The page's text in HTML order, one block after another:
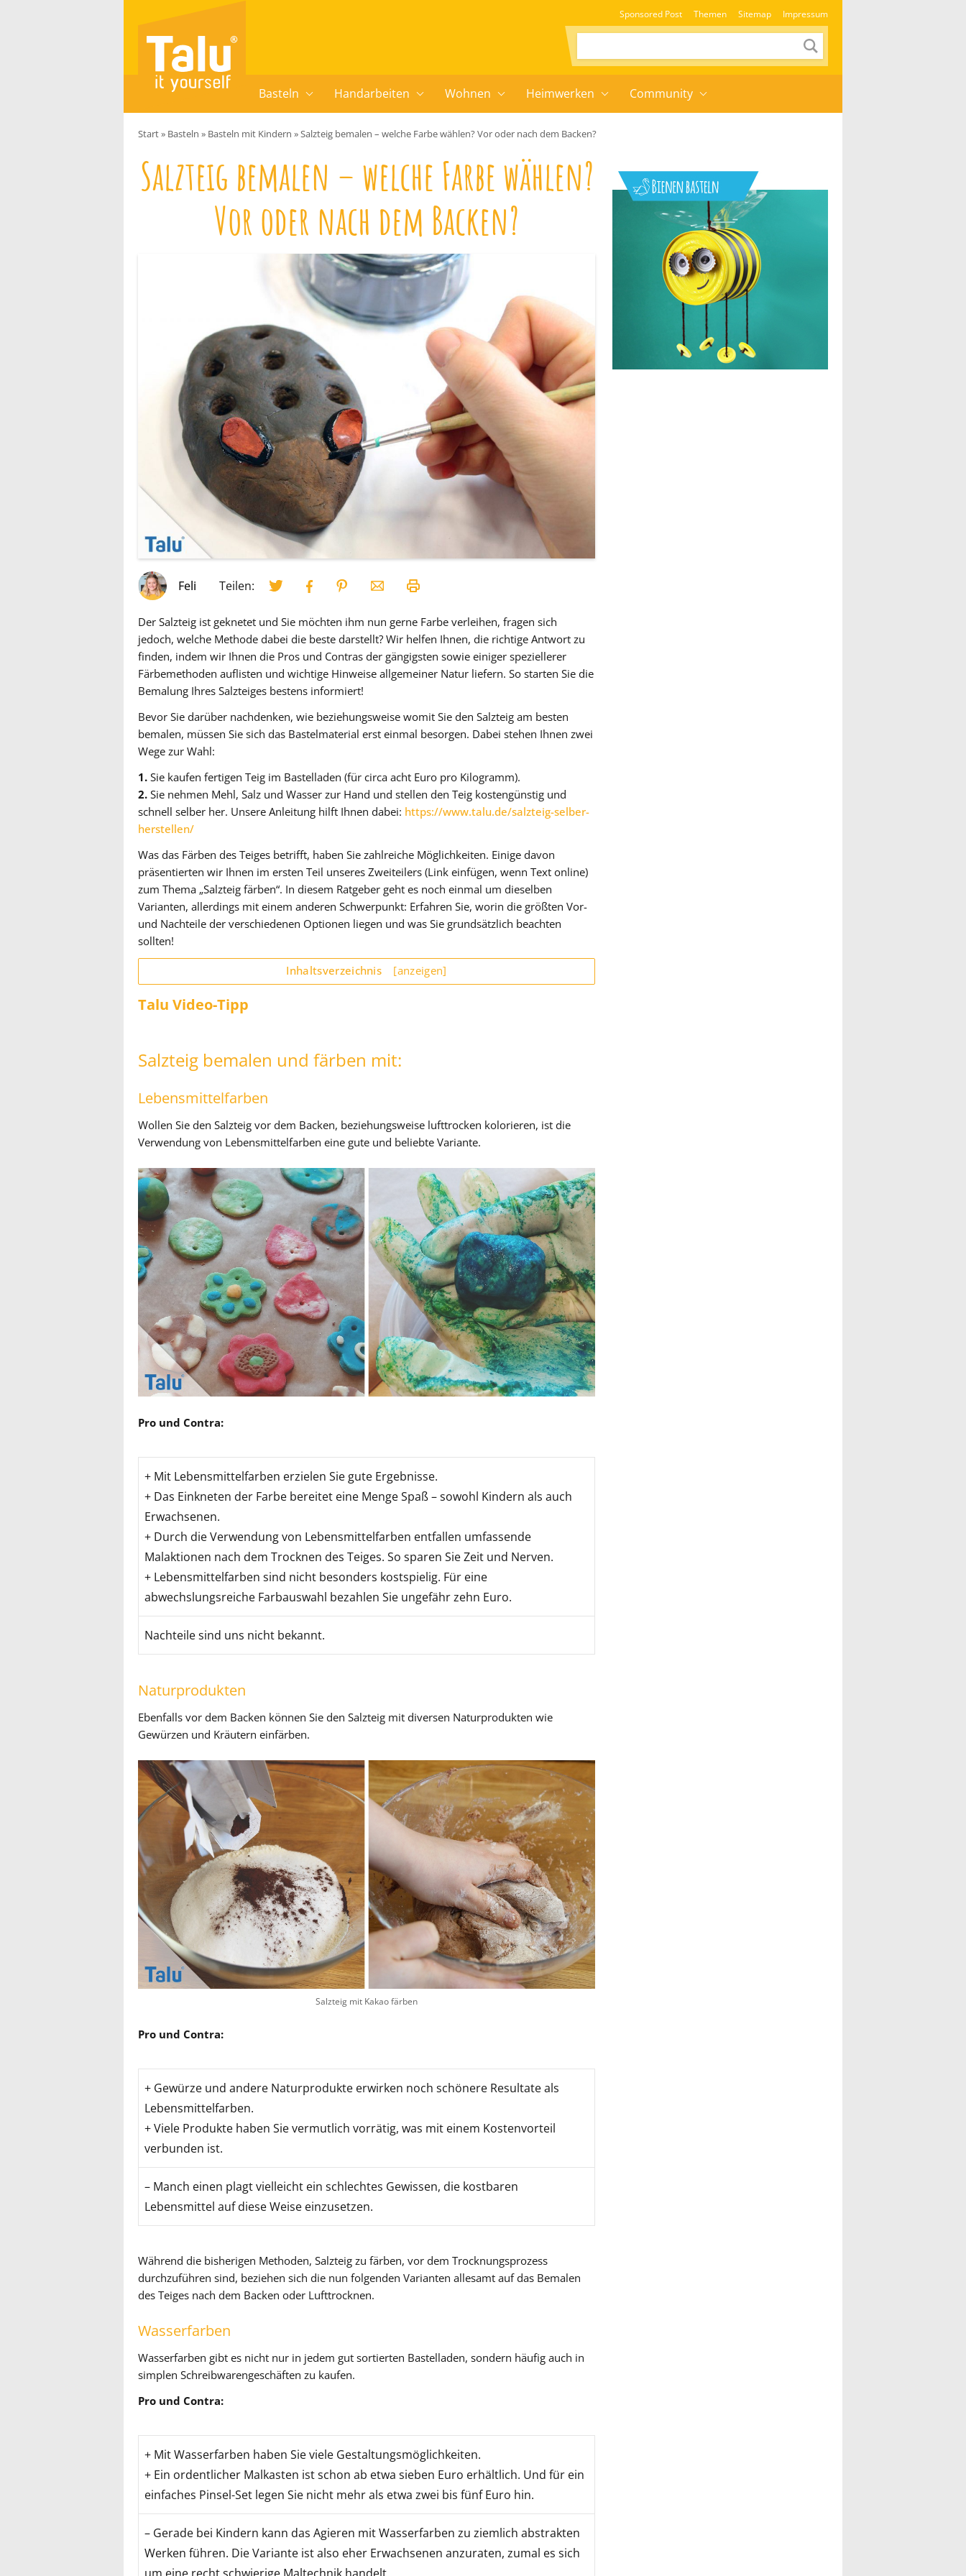
Sponsored Post Themen Sitemap Impressum
Basteln Handarbeiten Wohnen Heimwerken Community
Start» Basteln » Basteln mit Kindern »Salzteig bemalen – welche Farbe wählen? Vor oder nach dem Backen?
Salzteig bemalen – welche Farbe wählen?
Vor oder nach dem Backen?
Feli Teilen:
Der Salzteig ist geknetet und Sie möchten ihm nun gerne Farbe verleihen, fragen sich
jedoch, welche Methode dabei die beste darstellt? Wir helfen Ihnen, die richtige Antwort zu
finden, indem wir Ihnen die Pros und Contras der gängigsten sowie einiger speziellerer
Färbemethoden auflisten und wichtige Hinweise allgemeiner Natur liefern. So starten Sie die
Bemalung Ihres Salzteiges bestens informiert!
Bevor Sie darüber nachdenken, wie beziehungsweise womit Sie den Salzteig am besten
bemalen, müssen Sie sich das Bastelmaterial erst einmal besorgen. Dabei stehen Ihnen zwei
Wege zur Wahl:
1. Sie kaufen fertigen Teig im Bastelladen (für circa acht Euro pro Kilogramm).
2. Sie nehmen Mehl, Salz und Wasser zur Hand und stellen den Teig kostengünstig und
schnell selber her. Unsere Anleitung hilft Ihnen dabei: https://www.talu.de/salzteig-selber-
herstellen/
Was das Färben des Teiges betrifft, haben Sie zahlreiche Möglichkeiten. Einige davon
präsentierten wir Ihnen im ersten Teil unseres Zweiteilers (Link einfügen, wenn Text online)
zum Thema „Salzteig färben“. In diesem Ratgeber geht es noch einmal um dieselben
Varianten, allerdings mit einem anderen Schwerpunkt: Erfahren Sie, worin die größten Vor-
und Nachteile der verschiedenen Optionen liegen und was Sie grundsätzlich beachten
sollten!
Inhaltsverzeichnis [anzeigen]
Talu Video-Tipp
Salzteig bemalen und färben mit:
Lebensmittelfarben
Wollen Sie den Salzteig vor dem Backen, beziehungsweise lufttrocken kolorieren, ist die
Verwendung von Lebensmittelfarben eine gute und beliebte Variante.
Pro und Contra:
+ Mit Lebensmittelfarben erzielen Sie gute Ergebnisse.
+ Das Einkneten der Farbe bereitet eine Menge Spaß – sowohl Kindern als auch
Erwachsenen.
+ Durch die Verwendung von Lebensmittelfarben entfallen umfassende
Malaktionen nach dem Trocknen des Teiges. So sparen Sie Zeit und Nerven.
+ Lebensmittelfarben sind nicht besonders kostspielig. Für eine
abwechslungsreiche Farbauswahl bezahlen Sie ungefähr zehn Euro.
Nachteile sind uns nicht bekannt.
Naturprodukten
Ebenfalls vor dem Backen können Sie den Salzteig mit diversen Naturprodukten wie
Gewürzen und Kräutern einfärben.
Salzteig mit Kakao färben
Pro und Contra:
+ Gewürze und andere Naturprodukte erwirken noch schönere Resultate als
Lebensmittelfarben.
+ Viele Produkte haben Sie vermutlich vorrätig, was mit einem Kostenvorteil
verbunden ist.
– Manch einen plagt vielleicht ein schlechtes Gewissen, die kostbaren
Lebensmittel auf diese Weise einzusetzen.
Während die bisherigen Methoden, Salzteig zu färben, vor dem Trocknungsprozess
durchzuführen sind, beziehen sich die nun folgenden Varianten allesamt auf das Bemalen
des Teiges nach dem Backen oder Lufttrocknen.
Wasserfarben
Wasserfarben gibt es nicht nur in jedem gut sortierten Bastelladen, sondern häufig auch in
simplen Schreibwarengeschäften zu kaufen.
Pro und Contra:
+ Mit Wasserfarben haben Sie viele Gestaltungsmöglichkeiten.
+ Ein ordentlicher Malkasten ist schon ab etwa sieben Euro erhältlich. Und für ein
einfaches Pinsel-Set legen Sie nicht mehr als etwa zwei bis fünf Euro hin.
– Gerade bei Kindern kann das Agieren mit Wasserfarben zu ziemlich abstrakten
Werken führen. Die Variante ist also eher Erwachsenen anzuraten, zumal es sich